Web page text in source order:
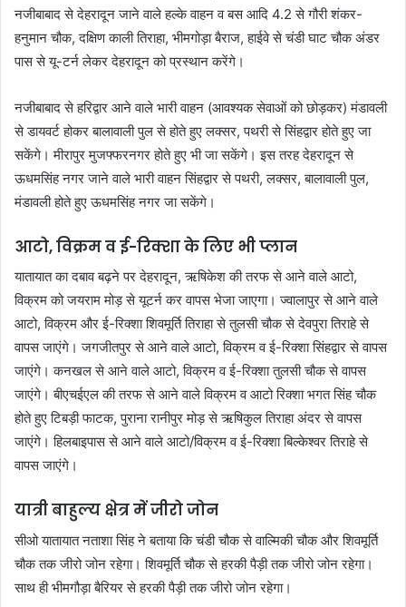
नजीबाबाद से देहरादून जाने वाले हल्के वाहन व बस आदि 4.2 से गौरी शंकर-
हनुमान चौक, दक्षिण काली तिराहा, भीमगोड़ा बैराज, हाईवे से चंडी घाट चौक अंडर
पास से यू-टर्न लेकर देहरादून को प्रस्थान करेंगे।
नजीबाबाद से हरिद्वार आने वाले भारी वाहन (आवश्यक सेवाओं को छोड़कर) मंडावली
से डायवर्ट होकर बालावाली पुल से होते हुए लक्सर, पथरी से सिंहद्वार होते हुए जा
सकेंगे। मीरापुर मुजफ्फरनगर होते हुए भी जा सकेंगे। इस तरह देहरादून से
ऊधमसिंह नगर जाने वाले भारी वाहन सिंहद्वार से पथरी, लक्सर, बालावाली पुल,
मंडावली होते हुए ऊधमसिंह नगर जा सकेंगे।
आटो, विक्रम व ई-रिक्शा के लिए भी प्लान
यातायात का दबाव बढ़ने पर देहरादून, ऋषिकेश की तरफ से आने वाले आटो,
विक्रम को जयराम मोड़ से यूटर्न कर वापस भेजा जाएगा। ज्वालापुर से आने वाले
आटो, विक्रम और ई-रिक्शा शिवमूर्ति तिराहा से तुलसी चौक से देवपुरा तिराहे से
वापस जाएंगे। जगजीतपुर से आने वाले आटो, विक्रम व ई-रिक्शा सिंहद्वार से वापस
जाएंगे। कनखल से आने वाले आटो, विक्रम व ई-रिक्शा तुलसी चौक से वापस
जाएंगे। बीएचईएल की तरफ से आने वाले विक्रम व आटो रिक्शा भगत सिंह चौक
होते हुए टिबड़ी फाटक, पुराना रानीपुर मोड़ से ऋषिकुल तिराहा अंदर से वापस
जाएंगे। हिलबाइपास से आने वाले आटो/विक्रम व ई-रिक्शा बिल्केश्वर तिराहे से
वापस जाएंगे।
यात्री बाहुल्य क्षेत्र में जीरो जोन
सीओ यातायात नताशा सिंह ने बताया कि चंडी चौक से वाल्मिकी चौक और शिवमूर्ति
चौक तक जीरो जोन रहेगा। शिवमूर्ति चौक से हरकी पैड़ी तक जीरो जोन रहेगा।
साथ ही भीमगौड़ा बैरियर से हरकी पैड़ी तक जीरो जोन रहेगा।